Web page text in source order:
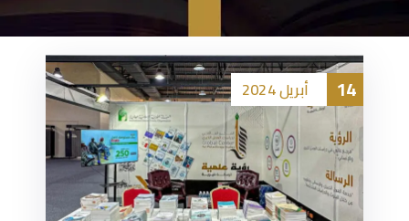
14 أبريل2024